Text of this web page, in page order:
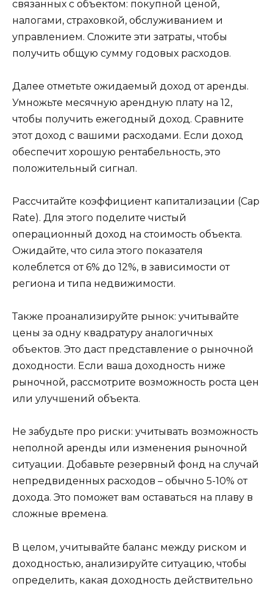
связанных с объектом: покупной ценой,
налогами, страховкой, обслуживанием и
управлением. Сложите эти затраты, чтобы
получить общую сумму годовых расходов.
Далее отметьте ожидаемый доход от аренды.
Умножьте месячную арендную плату на 12,
чтобы получить ежегодный доход. Сравните
этот доход с вашими расходами. Если доход
обеспечит хорошую рентабельность, это
положительный сигнал.
Рассчитайте коэффициент капитализации (Cap
Rate). Для этого поделите чистый
операционный доход на стоимость объекта.
Ожидайте, что сила этого показателя
колеблется от 6% до 12%, в зависимости от
региона и типа недвижимости.
Также проанализируйте рынок: учитывайте
цены за одну квадратуру аналогичных
объектов. Это даст представление о рыночной
доходности. Если ваша доходность ниже
рыночной, рассмотрите возможность роста цен
или улучшений объекта.
Не забудьте про риски: учитывать возможность
неполной аренды или изменения рыночной
ситуации. Добавьте резервный фонд на случай
непредвиденных расходов – обычно 5-10% от
дохода. Это поможет вам оставаться на плаву в
сложные времена.
В целом, учитывайте баланс между риском и
доходностью, анализируйте ситуацию, чтобы
определить, какая доходность действительно